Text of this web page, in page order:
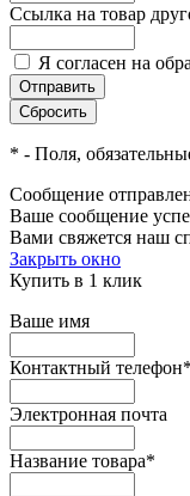
Ссылка на товар
Я согласен на
* - Поля,
Сообщение
Ваше сообщение
Вами свяжется наш
Закрыть окно
Купить в 1 клик
Ваше имя
Контактный телефон*
Электронная почта
Название товара*